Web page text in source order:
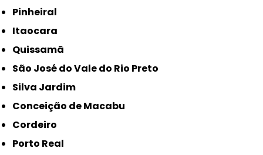
Pinheiral
Itaocara
Quissamã
São José do Vale do Rio Preto
Silva Jardim
Conceição de Macabu
Cordeiro
Porto Real